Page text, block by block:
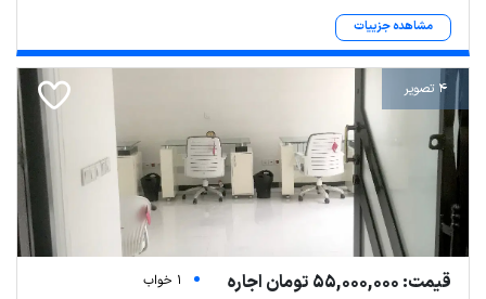
مشاهده جزییات
4 تصویر
قیمت: 55,000,000 تومان اجاره
1 خواب